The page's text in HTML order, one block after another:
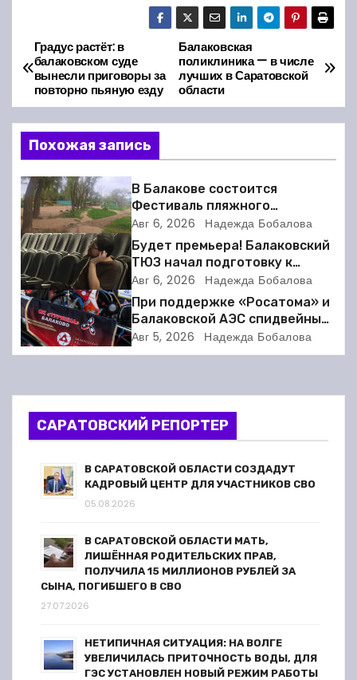
Н
а
в
и
г
а
ц
и
я
п
о
Балаковская
поликлиника — в числе
лучших в Саратовской
области
Градус растёт: в
балаковском суде
вынесли приговоры за
повторно пьяную езду
Похожая запись
В Балакове состоится
Фестиваль пляжного
волейбола
Авг 6, 2026 Надежда Бобалова
Будет премьера! Балаковский
ТЮЗ начал подготовку к
новому театральному сезону
Авг 6, 2026 Надежда Бобалова
При поддержке «Росатома» и
Балаковской АЭС спидвейный
клуб «Турбина» обновил
материально-техническую
Авг 5, 2026 Надежда Бобалова
САРАТОВСКИЙ РЕПОРТЕР
В САРАТОВСКОЙ ОБЛАСТИ СОЗДАДУТ
КАДРОВЫЙ ЦЕНТР ДЛЯ УЧАСТНИКОВ СВО
05.08.2026
В САРАТОВСКОЙ ОБЛАСТИ МАТЬ,
ЛИШЁННАЯ РОДИТЕЛЬСКИХ ПРАВ,
ПОЛУЧИЛА 15 МИЛЛИОНОВ РУБЛЕЙ ЗА
СЫНА, ПОГИБШЕГО В СВО
27.07.2026
НЕТИПИЧНАЯ СИТУАЦИЯ: НА ВОЛГЕ
УВЕЛИЧИЛАСЬ ПРИТОЧНОСТЬ ВОДЫ, ДЛЯ
ГЭС УСТАНОВЛЕН НОВЫЙ РЕЖИМ РАБОТЫ